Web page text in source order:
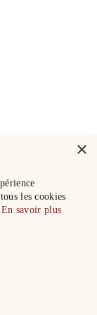
×
les cookies
En savoir plus